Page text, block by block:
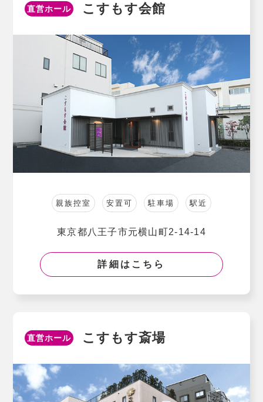
直営ホール こすもす会館
親族控室 安置可 駐車場 駅近
東京都⼋王⼦市元横⼭町2-14-14
詳細はこちら
直営ホール こすもす斎場